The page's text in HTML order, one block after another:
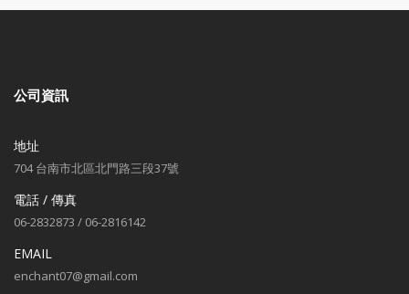
公司資訊
地址
704 台南市北區北門路三段37號
電話 / 傳真
06-2832873 / 06-2816142
EMAIL
enchant07@gmail.com